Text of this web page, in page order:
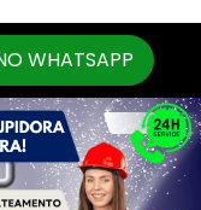
WHATSAPP